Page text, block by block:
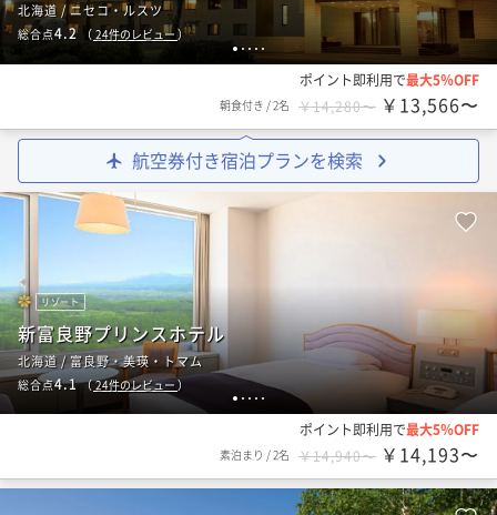
1 23 4 5
北海道 / ニセコ・ルスツ
総合点4.2 （ 24件のレビュー）
ポイント即利用で最大5％OFF
朝食付き /2名 ￥14,280〜 ￥13,566〜
航空券付き宿泊プランを検索
1 2 3 4 5
リゾート
新富良野プリンスホテル
北海道 / 富良野・美瑛・トマム
総合点4.1（24件のレビュー）
ポイント即利用で最大5％OFF
素泊まり /2名 ￥14,940〜 ￥14,193〜